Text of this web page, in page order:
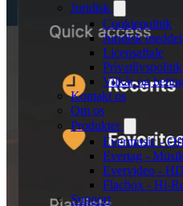
Juridisk
Cookiepolitik
Juridisk
Licensaftale
Privatlivspolitik
Vilkår og
Kontakt os
Om os
Produkter
Evermusic -
Evertag -
Evervideo -
Flacbox - Hi-
Support